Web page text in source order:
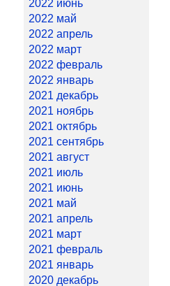
2022 июнь
2022 май
2022 апрель
2022 март
2022 февраль
2022 январь
2021 декабрь
2021 ноябрь
2021 октябрь
2021 сентябрь
2021 август
2021 июль
2021 июнь
2021 май
2021 апрель
2021 март
2021 февраль
2021 январь
2020 декабрь